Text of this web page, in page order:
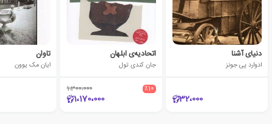
دنیای آشنا
ادوارد پی جونز
32،000
اتحادیه‌ی ابلهان
جان کندی تول
٪10 1،300،000
1،170،000
تاوان
ایان مک یوون